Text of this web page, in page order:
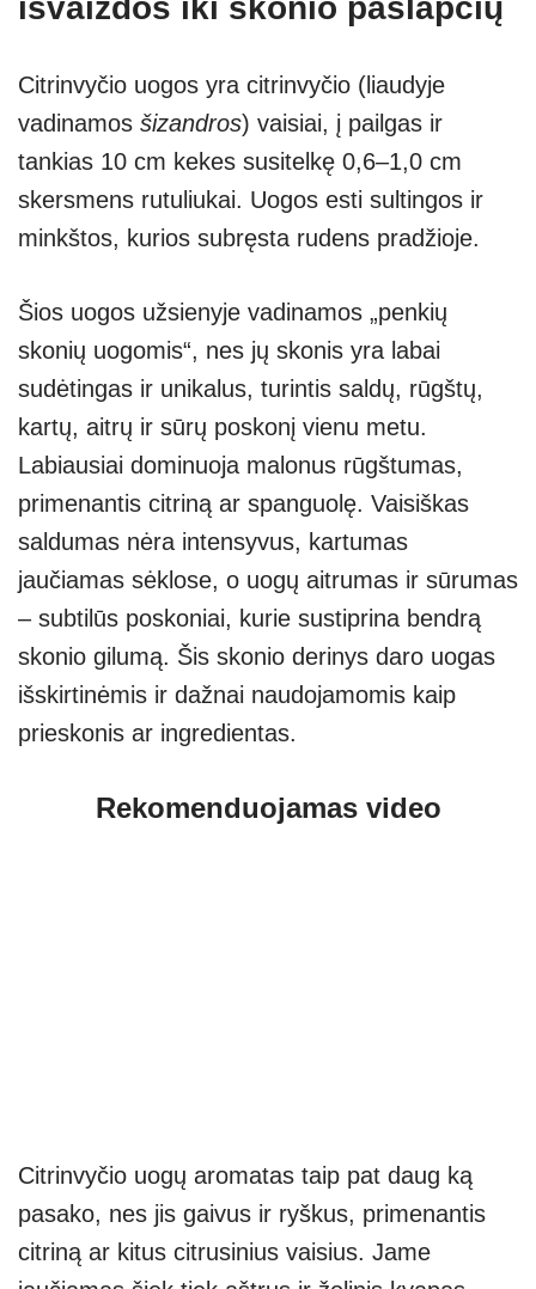
išvaizdos iki skonio paslapčių
Citrinvyčio uogos yra citrinvyčio (liaudyje
vadinamos šizandros) vaisiai, į pailgas ir
tankias 10 cm kekes susitelkę 0,6–1,0 cm
skersmens rutuliukai. Uogos esti sultingos ir
minkštos, kurios subręsta rudens pradžioje.
Šios uogos užsienyje vadinamos „penkių
skonių uogomis“, nes jų skonis yra labai
sudėtingas ir unikalus, turintis saldų, rūgštų,
kartų, aitrų ir sūrų poskonį vienu metu.
Labiausiai dominuoja malonus rūgštumas,
primenantis citriną ar spanguolę. Vaisiškas
saldumas nėra intensyvus, kartumas
jaučiamas sėklose, o uogų aitrumas ir sūrumas
– subtilūs poskoniai, kurie sustiprina bendrą
skonio gilumą. Šis skonio derinys daro uogas
išskirtinėmis ir dažnai naudojamomis kaip
prieskonis ar ingredientas.
Rekomenduojamas video
Citrinvyčio uogų aromatas taip pat daug ką
pasako, nes jis gaivus ir ryškus, primenantis
citriną ar kitus citrusinius vaisius. Jame